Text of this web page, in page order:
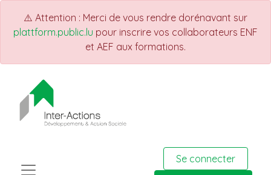
⚠️ Attention : Merci de vous rendre dorénavant sur
plattform.public.lu pour inscrire vos collaborateurs ENF
et AEF aux formations.
Se connecter